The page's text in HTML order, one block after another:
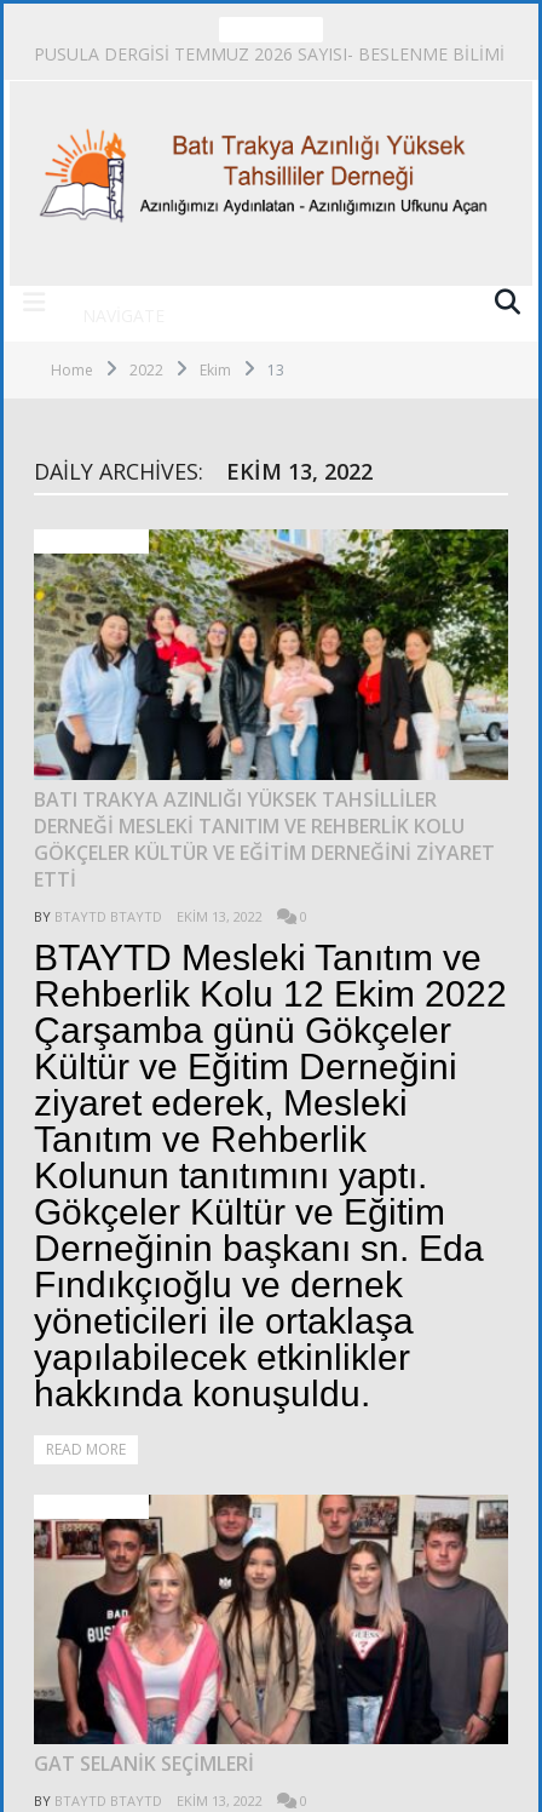
PUSULA DERGİSİ TEMMUZ 2026 SAYISI- BESLENME BİLİMİ
Home 2022 Ekim 13
DAILY ARCHIVES: EKIM 13, 2022
BATI TRAKYA AZINLIĞI YÜKSEK TAHSİLLİLER
DERNEĞİ MESLEKİ TANITIM VE REHBERLİK KOLU
GÖKÇELER KÜLTÜR VE EĞİTİM DERNEĞİNİ ZİYARET
ETTİ
BY BTAYTD BTAYTD EKIM 13, 2022 0
BTAYTD Mesleki Tanıtım ve
Rehberlik Kolu 12 Ekim 2022
Çarşamba günü Gökçeler
Kültür ve Eğitim Derneğini
ziyaret ederek, Mesleki
Tanıtım ve Rehberlik
Kolunun tanıtımını yaptı.
Gökçeler Kültür ve Eğitim
Derneğinin başkanı sn. Eda
Fındıkçıoğlu ve dernek
yöneticileri ile ortaklaşa
yapılabilecek etkinlikler
hakkında konuşuldu.
READ MORE
GAT SELANİK SEÇİMLERİ
BY BTAYTD BTAYTD EKIM 13, 2022 0